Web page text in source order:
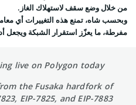
من خلال وضع سقف لاستهلاك الغاز.
وبحسب شاه، تمنع هذه التغييرات أي
مفرطة، ما يعزّز استقرار الشبكة ويجعل
live on Polygon today
the Fusaka hardfork of
EIP-7825, and EIP-7883